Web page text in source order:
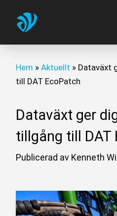
Hem »Aktuellt » Dataväxt
till DAT EcoPatch
Dataväxt ger
tillgång till DAT
Publicerad av Kenneth